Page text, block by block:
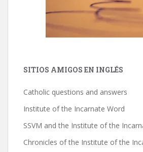
SITIOS AMIGOS EN INGLÉS
Catholic questions and answers
Institute of the Incarnate Word
SSVM and the Institute of the
Chronicles of the Institute of the